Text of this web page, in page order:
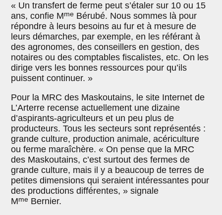
« Un transfert de ferme peut s’étaler sur 10 ou 15
ans, confie Mme Bérubé. Nous sommes là pour
répondre à leurs besoins au fur et à mesure de
leurs démarches, par exemple, en les référant à
des agronomes, des conseillers en gestion, des
notaires ou des comptables fiscalistes, etc. On les
dirige vers les bonnes ressources pour qu’ils
puissent continuer. »
Pour la MRC des Maskoutains, le site Internet de
L’Arterre recense actuellement une dizaine
d’aspirants-agriculteurs et un peu plus de
producteurs. Tous les secteurs sont représentés :
grande culture, production animale, acériculture
ou ferme maraîchère. « On pense que la MRC
des Maskoutains, c’est surtout des fermes de
grande culture, mais il y a beaucoup de terres de
petites dimensions qui seraient intéressantes pour
des productions différentes, » signale
Mme Bernier.